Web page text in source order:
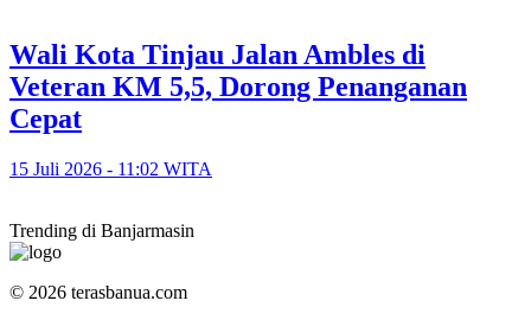
​Wali Kota Tinjau Jalan Ambles di
Veteran KM 5,5, Dorong Penanganan
Cepat
15 Juli 2026 - 11:02 WITA
Trending di Banjarmasin
© 2026 terasbanua.com